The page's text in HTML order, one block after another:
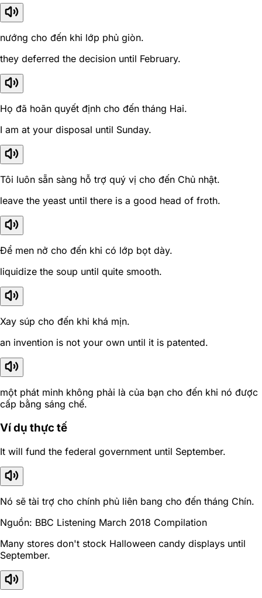
nướng cho đến khi lớp phủ giòn.
they deferred the decision until February.
Họ đã hoãn quyết định cho đến tháng Hai.
I am at your disposal until Sunday.
Tôi luôn sẵn sàng hỗ trợ quý vị cho đến Chủ nhật.
leave the yeast until there is a good head of froth.
Để men nở cho đến khi có lớp bọt dày.
liquidize the soup until quite smooth.
Xay súp cho đến khi khá mịn.
an invention is not your own until it is patented.
một phát minh không phải là của bạn cho đến khi nó được
cấp bằng sáng chế.
Ví dụ thực tế
It will fund the federal government until September.
Nó sẽ tài trợ cho chính phủ liên bang cho đến tháng Chín.
Nguồn: BBC Listening March 2018 Compilation
Many stores don't stock Halloween candy displays until
September.